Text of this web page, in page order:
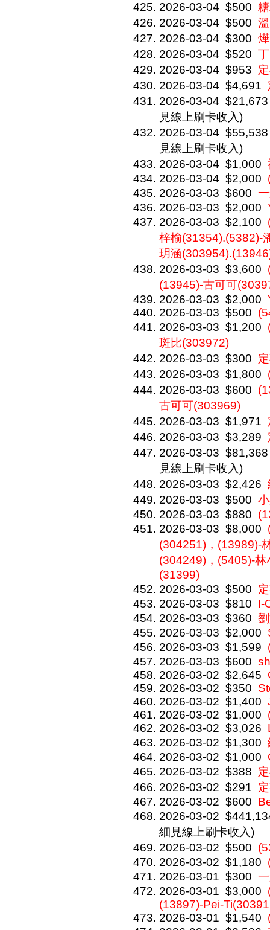
2026-03-04 $500
2026-03-04 $500
2026-03-04 $300 燁
2026-03-04 $520 丁
2026-03-04 $953
2026-03-04 $4,691
2026-03-04 $21,673
見線上刷卡收入)
2026-03-04 $55,538
見線上刷卡收入)
2026-03-04 $1,000
2026-03-04 $2,000
2026-03-03 $600
2026-03-03 $2,000
2026-03-03 $2,100
梓榆(31354).(5382)-
玥涵
2026-03-03 $3,600
(13945)-古可可
2026-03-03 $2,000
2026-03-03 $500
2026-03-03 $1,200
斑比(303972)
2026-03-03 $300
2026-03-03 $1,800
2026-03-03 $600
古可可(303969)
2026-03-03 $1,971
2026-03-03 $3,289
2026-03-03 $81,368
見線上刷卡收入)
2026-03-03 $2,426
2026-03-03 $500
2026-03-03 $880
2026-03-03 $8,000
(304251)，(13989)-
(304249)，(5405)-
(31399)
2026-03-03 $500
2026-03-03 $810 I-
2026-03-03 $360
2026-03-03 $2,000
2026-03-03 $1,599
2026-03-03 $600
2026-03-02 $2,645
2026-03-02 $350
2026-03-02 $1,400
2026-03-02 $1,000
2026-03-02 $3,026
2026-03-02 $1,300
2026-03-02 $1,000
2026-03-02 $388
2026-03-02 $291
2026-03-02 $600
2026-03-02
細見線上刷卡收入)
2026-03-02 $500
2026-03-02 $1,180
2026-03-01 $300
2026-03-01 $3,000
(13897)-Pei-
2026-03-01 $1,540